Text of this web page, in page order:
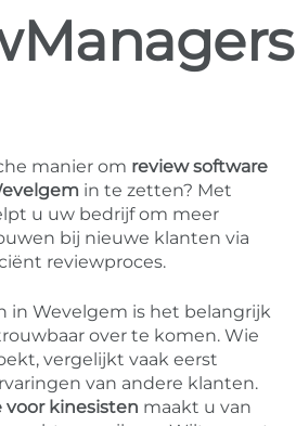
manier om review software
in te zetten? Met
u uw bedrijf om meer
bij nieuwe klanten via
reviewproces.
in Wevelgem is het belangrijk
over te komen. Wie
vergelijkt vaak eerst
van andere klanten.
voor kinesisten maakt u van